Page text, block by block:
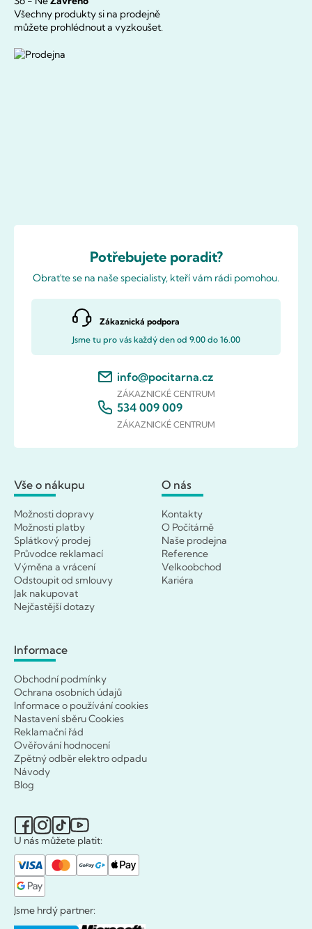
Všechny produkty si na prodejně
můžete prohlédnout a vyzkoušet.
Potřebujete poradit?
Obraťte se na naše specialisty, kteří vám rádi pomohou.
Zákaznická podpora
Jsme tu pro vás každý den od 9.00 do 16.00
info@pocitarna.cz
ZÁKAZNICKÉ CENTRUM
534 009 009
ZÁKAZNICKÉ CENTRUM
Vše o nákupu
Možnosti dopravy
Možnosti platby
Splátkový prodej
Průvodce reklamací
Výměna a vrácení
Odstoupit od smlouvy
Jak nakupovat
Nejčastější dotazy
O nás
Kontakty
O Počítárně
Naše prodejna
Reference
Velkoobchod
Kariéra
Informace
Obchodní podmínky
Ochrana osobních údajů
Informace o používání cookies
Nastavení sběru Cookies
Reklamační řád
Ověřování hodnocení
Zpětný odběr elektro odpadu
Návody
Blog
U nás můžete platit:
Jsme hrdý partner: